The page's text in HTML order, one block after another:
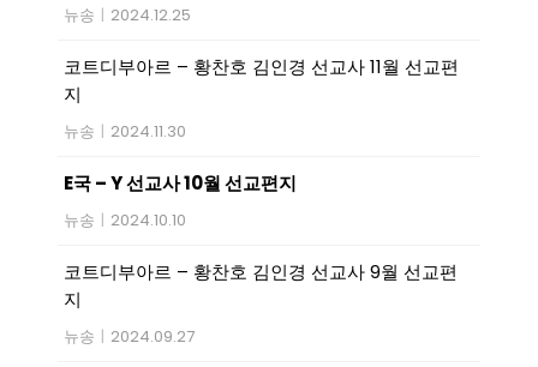
뉴송 | 2024.12.25
코트디부아르 – 황찬호 김인경 선교사 11월 선교편
지
뉴송 | 2024.11.30
E국 – Y 선교사 10월 선교편지
뉴송 | 2024.10.10
코트디부아르 – 황찬호 김인경 선교사 9월 선교편
지
뉴송 | 2024.09.27